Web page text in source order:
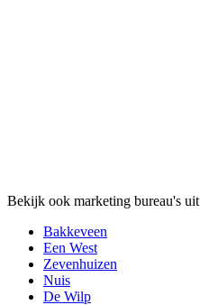
Bekijk ook marketing bureau's uit
Bakkeveen
Een West
Zevenhuizen
Nuis
De Wilp